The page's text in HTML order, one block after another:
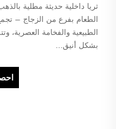
ثريا داخلية حديثة مطلية
الطعام بفرع من الزجاج – تجمع
الطبيعية والفخامة العصرية،
بشكل أنيق...